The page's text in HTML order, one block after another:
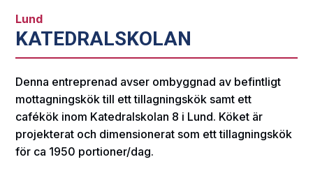
Lund
KATEDRALSKOLAN
Denna entreprenad avser ombyggnad av befintligt
mottagningskök till ett tillagningskök samt ett
cafékök inom Katedralskolan 8 i Lund. Köket är
projekterat och dimensionerat som ett tillagningskök
för ca 1950 portioner/dag.